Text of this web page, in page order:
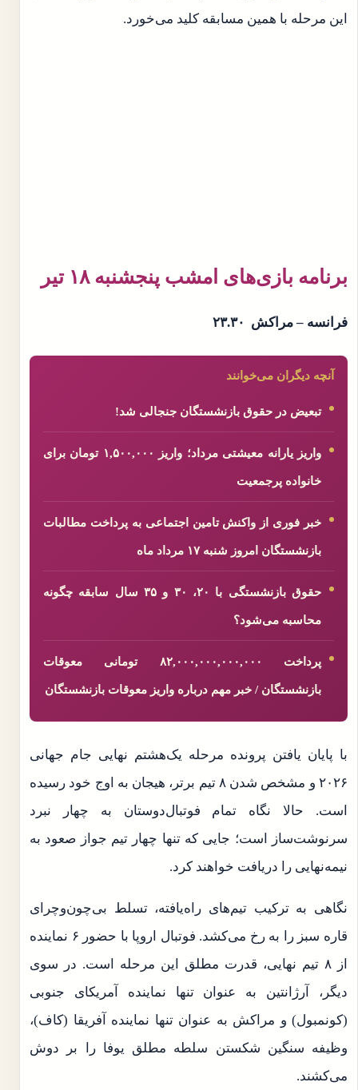
این مرحله با همین مسابقه کلید می‌خورد.
برنامه بازی‌های امشب پنجشنبه ۱۸ تیر
فرانسه – مراکش ۲۳.۳۰
آنچه دیگران می‌خوانند
تبعیض در حقوق بازنشستگان جنجالی شد!
واریز یارانه معیشتی مرداد؛ واریز ۱,۵۰۰,۰۰۰ تومان برای
خانواده پرجمعیت
خبر فوری از واکنش تامین اجتماعی به پرداخت مطالبات
بازنشستگان امروز شنبه ۱۷ مرداد ماه
حقوق بازنشستگی با ۲۰، ۳۰ و ۳۵ سال سابقه چگونه
محاسبه می‌شود؟
پرداخت ۸۲,۰۰۰,۰۰۰,۰۰۰,۰۰۰ تومانی معوقات
بازنشستگان / خبر مهم درباره واریز معوقات بازنشستگان
با پایان یافتن پرونده مرحله یک‌هشتم نهایی جام جهانی
۲۰۲۶ و مشخص شدن ۸ تیم برتر، هیجان به اوج خود رسیده
است. حالا نگاه تمام فوتبال‌دوستان به چهار نبرد
سرنوشت‌ساز است؛ جایی که تنها چهار تیم جواز صعود به
نیمه‌نهایی را دریافت خواهند کرد.
نگاهی به ترکیب تیم‌های راه‌یافته، تسلط بی‌چون‌وچرای
قاره سبز را به رخ می‌کشد. فوتبال اروپا با حضور ۶ نماینده
از ۸ تیم نهایی، قدرت مطلق این مرحله است. در سوی
دیگر، آرژانتین به عنوان تنها نماینده آمریکای جنوبی
(کونمبول) و مراکش به عنوان تنها نماینده آفریقا (کاف)،
وظیفه سنگین شکستن سلطه مطلق یوفا را بر دوش
می‌کشند.